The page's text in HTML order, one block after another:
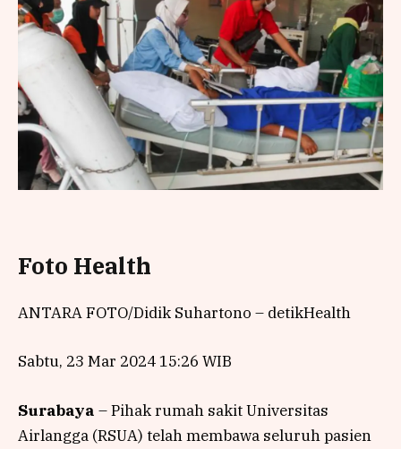
Foto Health
ANTARA FOTO/Didik Suhartono – detikHealth
Sabtu, 23 Mar 2024 15:26 WIB
Surabaya – Pihak rumah sakit Universitas
Airlangga (RSUA) telah membawa seluruh pasien